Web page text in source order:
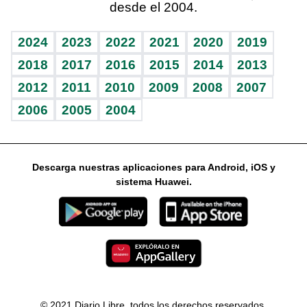
Vida y familia
Eñe
Celebrando la vida
Sin complejos
En pocas palabras
Escuchando al corazón
Economía Personal
Consulta Libre
BRV
TBT Deportivo
Más firmas
Guía del dinero
Horóscopos
desde el 2004.
2024 2023 2022 2021 2020
2019
2018
2017 2016 2015 2014
2013
2012
2011 2010 2009 2008
2007
2006
2005 2004
Descarga nuestras aplicaciones para Android, iOS y
sistema Huawei.